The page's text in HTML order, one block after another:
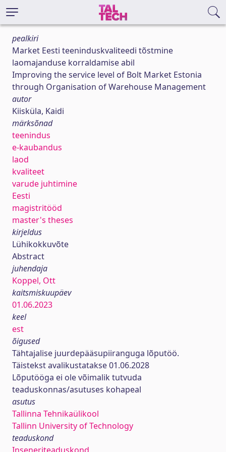
pealkiri
Market Eesti teeninduskvaliteedi tõstmine
laomajanduse korraldamise abil
Improving the service level of Bolt Market Estonia
through Organisation of Warehouse Management
autor
Kiisküla, Kaidi
märksõnad
teenindus
e-kaubandus
laod
kvaliteet
varude juhtimine
Eesti
magistritööd
master's theses
kirjeldus
Lühikokkuvõte
Abstract
juhendaja
Koppel, Ott
kaitsmiskuupäev
01.06.2023
keel
est
õigused
Tähtajalise juurdepääsupiiranguga lõputöö.
Täistekst avalikustatakse 01.06.2028
Lõputööga ei ole võimalik tutvuda
teaduskonnas/asutuses kohapeal
asutus
Tallinna Tehnikaülikool
Tallinn University of Technology
teaduskond